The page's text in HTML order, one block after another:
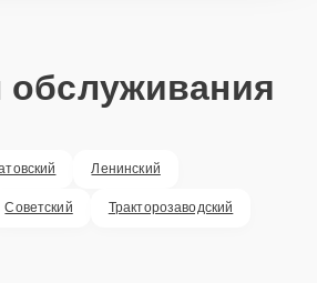
Ленинский
Советский Тракторозаводский